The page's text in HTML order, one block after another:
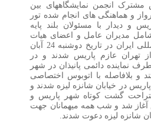
انجمن نمایشگاههای بین
و هماهنگی های انجام شده تور
و دیدار با مسئولان بلند پایه
مدیران عامل و اعضای هیات
مدیره اکثر نمایشگاههای بین المللی ایران در تاریخ دوشنبه 24 آبان
از تهران عازم پاریس شدند و در
نماینده دائمی پانیذان در شهر
و بلافاصله با اتوبوس اختصاصی
پاریس در خیابان شانزه لیزه شدند و
گشت کوتاه شهر پاریس و
آغاز شد و شب همه میهمانان جهت
شانزه لیزه دعوت شدند.